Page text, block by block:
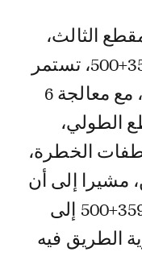
الثالث،
والممتد من 332+500 إلى 359+500، تستمر
فيه أعمال التكسية والتقوية، مع معالجة 6
الطولي،
الخطرة،
مشيرا إلى أن
المقطع الرابع، والممتد من 359+500 إلى
الطريق فيه